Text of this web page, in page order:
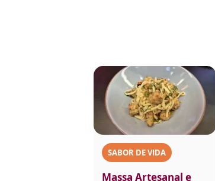
SABOR DE VIDA
Massa Artesanal e